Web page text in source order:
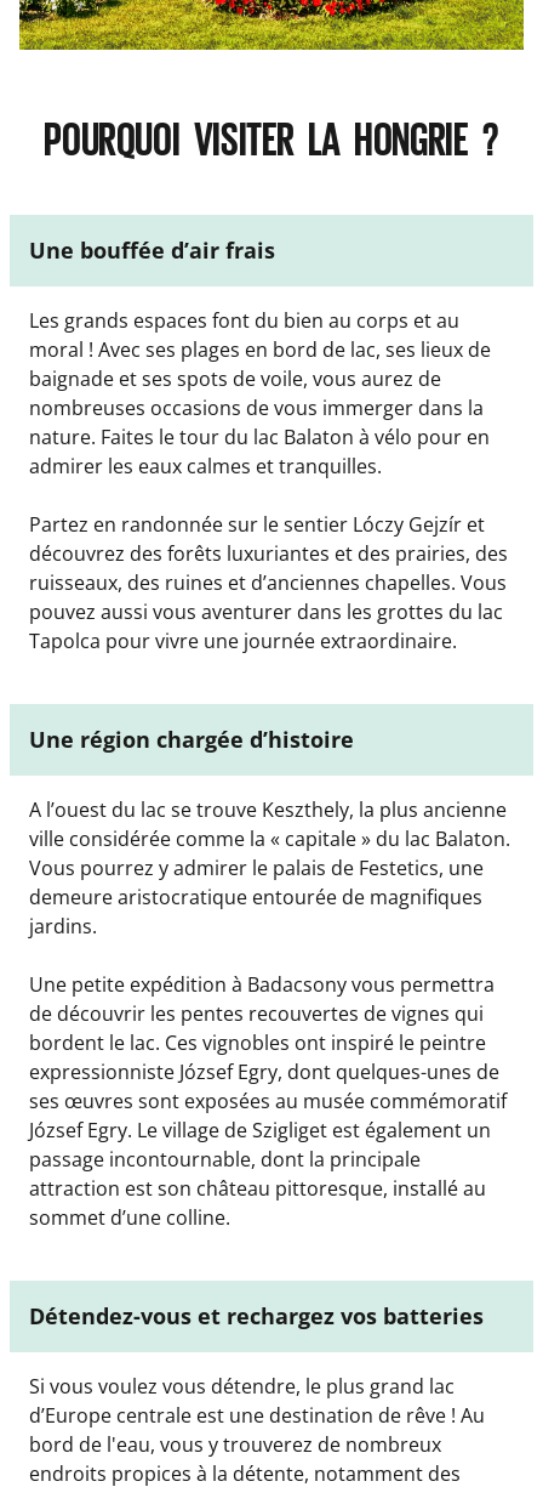
POURQUOI VISITER LA HONGRIE ?
Une bouffée d’air frais
Les grands espaces font du bien au corps et au
moral ! Avec ses plages en bord de lac, ses lieux de
baignade et ses spots de voile, vous aurez de
nombreuses occasions de vous immerger dans la
nature. Faites le tour du lac Balaton à vélo pour en
admirer les eaux calmes et tranquilles.
Partez en randonnée sur le sentier Lóczy Gejzír et
découvrez des forêts luxuriantes et des prairies, des
ruisseaux, des ruines et d’anciennes chapelles. Vous
pouvez aussi vous aventurer dans les grottes du lac
Tapolca pour vivre une journée extraordinaire.
Une région chargée d’histoire
A l’ouest du lac se trouve Keszthely, la plus ancienne
ville considérée comme la « capitale » du lac Balaton.
Vous pourrez y admirer le palais de Festetics, une
demeure aristocratique entourée de magnifiques
jardins.
Une petite expédition à Badacsony vous permettra
de découvrir les pentes recouvertes de vignes qui
bordent le lac. Ces vignobles ont inspiré le peintre
expressionniste József Egry, dont quelques-unes de
ses œuvres sont exposées au musée commémoratif
József Egry. Le village de Szigliget est également un
passage incontournable, dont la principale
attraction est son château pittoresque, installé au
sommet d’une colline.
Détendez-vous et rechargez vos batteries
Si vous voulez vous détendre, le plus grand lac
d’Europe centrale est une destination de rêve ! Au
bord de l'eau, vous y trouverez de nombreux
endroits propices à la détente, notamment des